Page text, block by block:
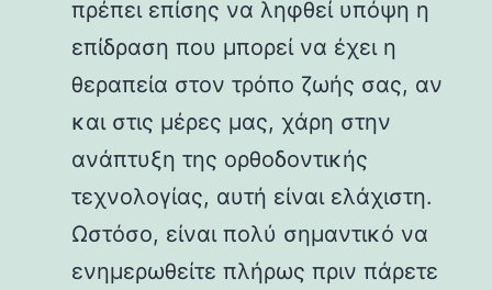
πρέπει επίσης να ληφθεί υπόψη η
επίδραση που μπορεί να έχει η
θεραπεία στον τρόπο ζωής σας, αν
και στις μέρες μας, χάρη στην
ανάπτυξη της ορθοδοντικής
τεχνολογίας, αυτή είναι ελάχιστη.
Ωστόσο, είναι πολύ σημαντικό να
ενημερωθείτε πλήρως πριν πάρετε